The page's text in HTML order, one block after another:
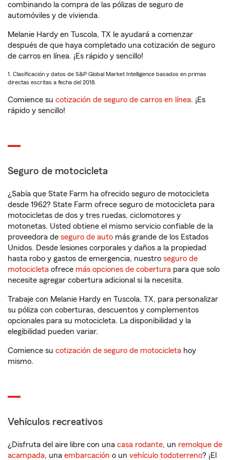
combinando la compra de las pólizas de seguro de
automóviles y de vivienda.
Melanie Hardy en Tuscola, TX le ayudará a comenzar
después de que haya completado una cotización de seguro
de carros en línea. ¡Es rápido y sencillo!
1. Clasificación y datos de S&P Global Market Intelligence basados en primas
directas escritas a fecha del 2018.
Comience su cotización de seguro de carros en línea. ¡Es
rápido y sencillo!
Seguro de motocicleta
¿Sabía que State Farm ha ofrecido seguro de motocicleta
desde 1962? State Farm ofrece seguro de motocicleta para
motocicletas de dos y tres ruedas, ciclomotores y
motonetas. Usted obtiene el mismo servicio confiable de la
proveedora de seguro de auto más grande de los Estados
Unidos. Desde lesiones corporales y daños a la propiedad
hasta robo y gastos de emergencia, nuestro seguro de
motocicleta ofrece más opciones de cobertura para que solo
necesite agregar cobertura adicional si la necesita.
Trabaje con Melanie Hardy en Tuscola, TX, para personalizar
su póliza con coberturas, descuentos y complementos
opcionales para su motocicleta. La disponibilidad y la
elegibilidad pueden variar.
Comience su cotización de seguro de motocicleta hoy
mismo.
Vehículos recreativos
¿Disfruta del aire libre con una casa rodante, un remolque de
acampada, una embarcación o un vehículo todoterreno? ¡El